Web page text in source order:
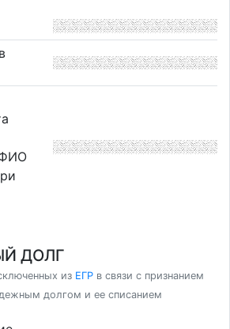
ФИО
ДОЛГ
из ЕГР в связи с признанием
долгом и ее списанием